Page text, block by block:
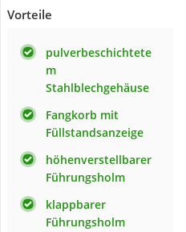
Vorteile
pulverbeschichtete
m
Stahlblechgehäuse
Fangkorb mit
Füllstandsanzeige
höhenverstellbarer
Führungsholm
klappbarer
Führungsholm